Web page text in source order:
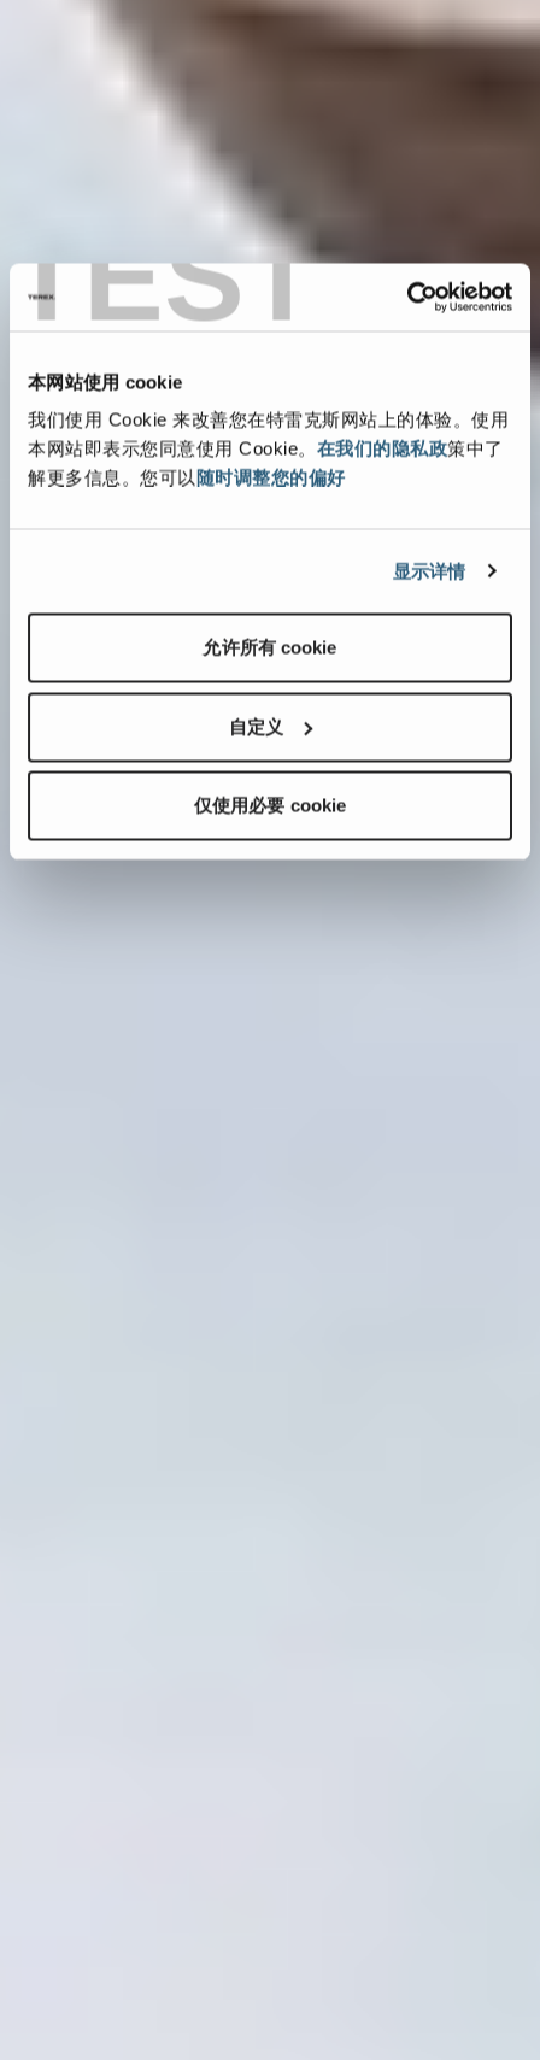
TEST
本网站使用 cookie
我们使用 Cookie 来改善您在特雷克斯网站上的体验。使用
本网站即表示您同意使用 Cookie。 在我们的隐私政策中了
解更多信息。您可以 随时调整您的偏好
显示详情
允许所有 cookie
自定义
仅使用必要 cookie